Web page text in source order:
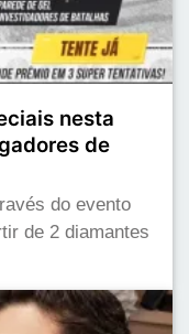
nesta
de
do evento
de 2 diamantes